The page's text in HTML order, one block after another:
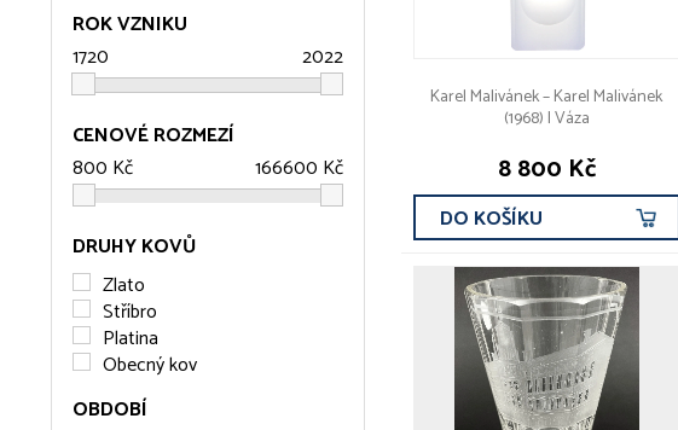
ROK VZNIKU
CENOVÉ ROZMEZÍ
DRUHY KOVŮ
Zlato
Stříbro
Platina
Obecný kov
OBDOBÍ
Karel Malivánek – Karel Malivánek
(1968) | Váza
8 800 Kč
DO KOŠÍKU